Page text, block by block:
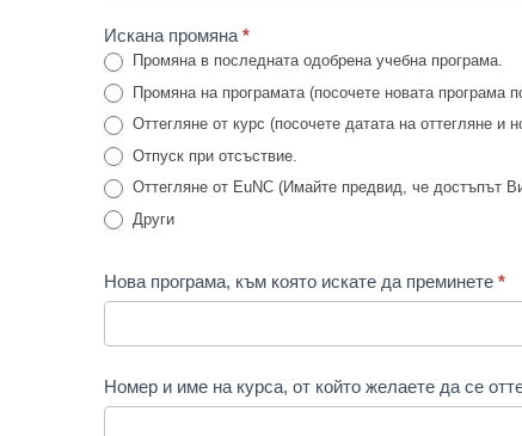
Искана промяна *
Промяна в последната одобрена учебна програма.
Промяна на програмата (посочете новата програма
Оттегляне от курс (посочете датата на оттегляне и
Отпуск при отсъствие.
Оттегляне от EuNC (Имайте предвид, че достъпът
Други
Нова програма, към която искате да преминете *
Номер и име на курса, от който желаете да се